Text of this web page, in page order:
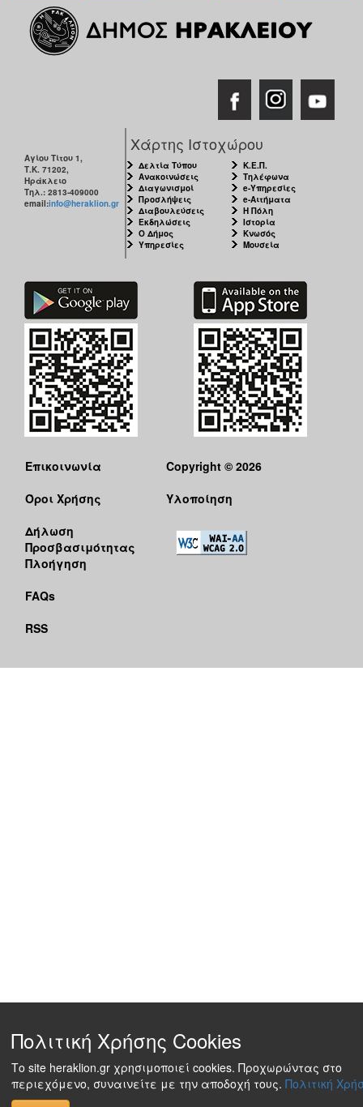
ΑΝΘΕΚΤΙΚΗ
ΠΟΛΗ
Αγίου Τίτου 1,
Τ.Κ. 71202,
Ηράκλειο
Τηλ.: 2813-409000
email:info@heraklion.gr
Χάρτης Ιστοχώρου
Δελτία Τύπου
Ανακοινώσεις
Διαγωνισμοί
Προσλήψεις
Διαβουλεύσεις
Εκδηλώσεις
Ο Δήμος
Υπηρεσίες
Κ.Ε.Π.
Τηλέφωνα
e-Υπηρεσίες
e-Αιτήματα
Η Πόλη
Ιστορία
Κνωσός
Μουσεία
Επικοινωνία
Όροι Χρήσης
Δήλωση
Προσβασιμότητας
Πλοήγηση
FAQs
RSS
Copyright © 2026
Υλοποίηση
Πολιτική Χρήσης Cookies
Το site heraklion.gr χρησιμοποιεί cookies. Προχωρώντας στο
περιεχόμενο, συναινείτε με την αποδοχή τους. Πολιτική